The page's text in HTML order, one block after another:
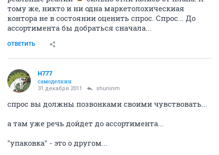
тому же, никто и ни одна маркетолохическиая
контора не в состоянии оценить спрос. Спрос... До
ассортимента бы добраться сначала...
ОТВЕТИТЬ
H777
самоделкин
31 декабря 2011 shuninm
спрос вы должны позвонками своими чувствовать...
а там уже речь дойдет до ассортимента...
"упаковка" - это о другом...